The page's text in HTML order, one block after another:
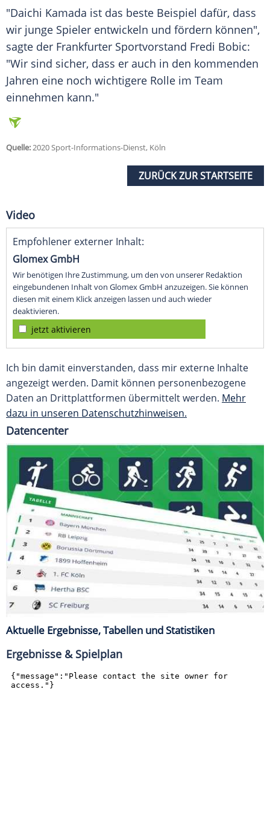
"Daichi Kamada ist das beste Beispiel dafür, dass
wir junge Spieler entwickeln und fördern können",
sagte der Frankfurter Sportvorstand Fredi Bobic:
"Wir sind sicher, dass er auch in den kommenden
Jahren eine noch wichtigere Rolle im Team
einnehmen kann."
Quelle:2020 Sport-Informations-Dienst, Köln
ZURÜCK ZUR STARTSEITE
Video
Empfohlener externer Inhalt:
Glomex GmbH
Wir benötigen Ihre Zustimmung, um den von unserer Redaktion
eingebundenen Inhalt von Glomex GmbH anzuzeigen. Sie können
diesen mit einem Klick anzeigen lassen und auch wieder
deaktivieren.
jetzt aktivieren
Ich bin damit einverstanden, dass mir externe Inhalte
angezeigt werden. Damit können personenbezogene
Daten an Drittplattformen übermittelt werden. Mehr
dazu in unseren Datenschutzhinweisen.
Datencenter
Aktuelle Ergebnisse, Tabellen und Statistiken
Ergebnisse & Spielplan